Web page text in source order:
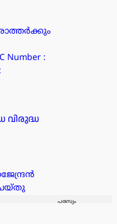
:
വിരുദ്ധ
പരസ്യം